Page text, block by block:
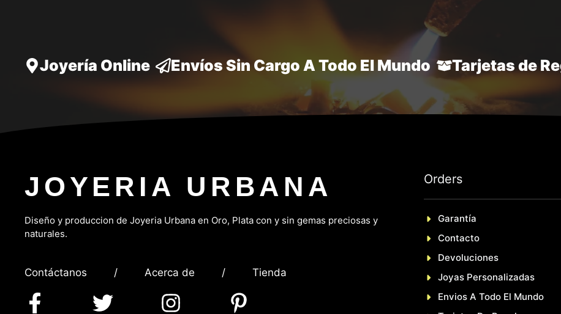
Joyería Online Envíos Sin Cargo A Todo El Mundo Tarjetas de
JOYERIA URBANA
Diseño y produccion de Joyeria Urbana en Oro, Plata con y sin gemas preciosas y
naturales.
Contáctanos / Acerca de / Tienda
Orders
Garantía
Contacto
Devoluciones
Joyas Personalizadas
EnVios A Todo El Mundo